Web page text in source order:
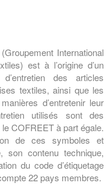
International
est à l’origine d’un
d’entretien des articles
textiles, ainsi que les
d’entretenir leur
utilisés sont des
COFREET à part égale.
de ces symboles et
son contenu technique,
du code d’étiquetage
22 pays membres.